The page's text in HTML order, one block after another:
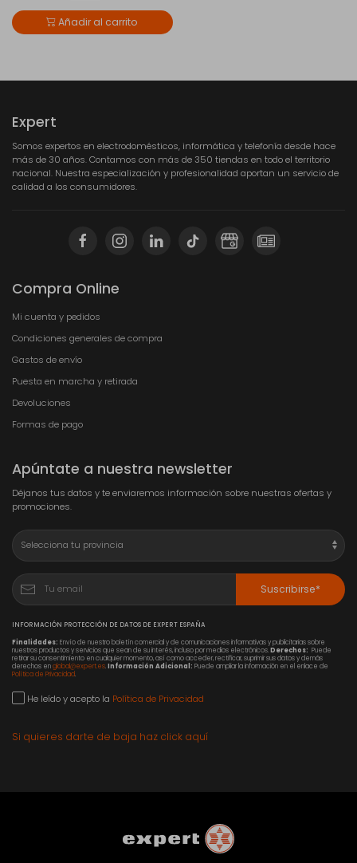
Añadir al carrito
Expert
Somos expertos en electrodomésticos, informática y telefonía desde hace
más de 30 años. Contamos con más de 350 tiendas en todo el territorio
nacional. Nuestra especialización y profesionalidad aportan un servicio de
calidad a los consumidores.
Compra Online
Mi cuenta y pedidos
Condiciones generales de compra
Gastos de envío
Puesta en marcha y retirada
Devoluciones
Formas de pago
Apúntate a nuestra newsletter
Déjanos tus datos y te enviaremos información sobre nuestras ofertas y
promociones.
Suscribirse*
INFORMACIÓN PROTECCIÓN DE DATOS DE EXPERT ESPAÑA
Finalidades: Envío de nuestro boletín comercial y de comunicaciones informativas y publicitarias sobre
nuestros productos y servicios que sean de su interés, incluso por medios electrónicos.Derechos: Puede
retirar su consentimiento en cualquier momento, así como acceder, rectificar, suprimir sus datos y demás
derechos englobal@expert.es.Información Adicional: Puede ampliar la información en el enlace de
Política de Privacidad.
He leído y acepto la Política de Privacidad
Si quieres darte de baja haz click aquí